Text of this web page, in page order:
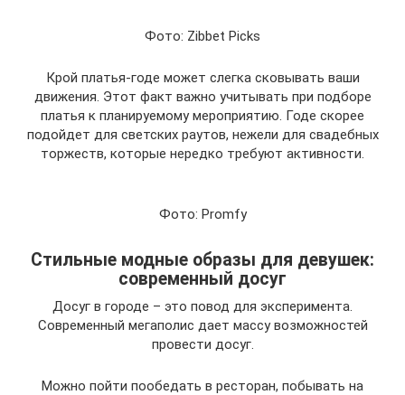
Фото: Zibbet Picks
Крой платья-годе может слегка сковывать ваши
движения. Этот факт важно учитывать при подборе
платья к планируемому мероприятию. Годе скорее
подойдет для светских раутов, нежели для свадебных
торжеств, которые нередко требуют активности.
Фото: Promfy
Стильные модные образы для девушек:
современный досуг
Досуг в городе – это повод для эксперимента.
Современный мегаполис дает массу возможностей
провести досуг.
Можно пойти пообедать в ресторан, побывать на